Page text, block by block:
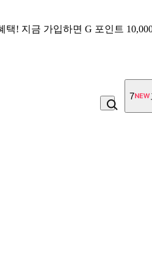
택! 지금 가입하면 G 포인트
8